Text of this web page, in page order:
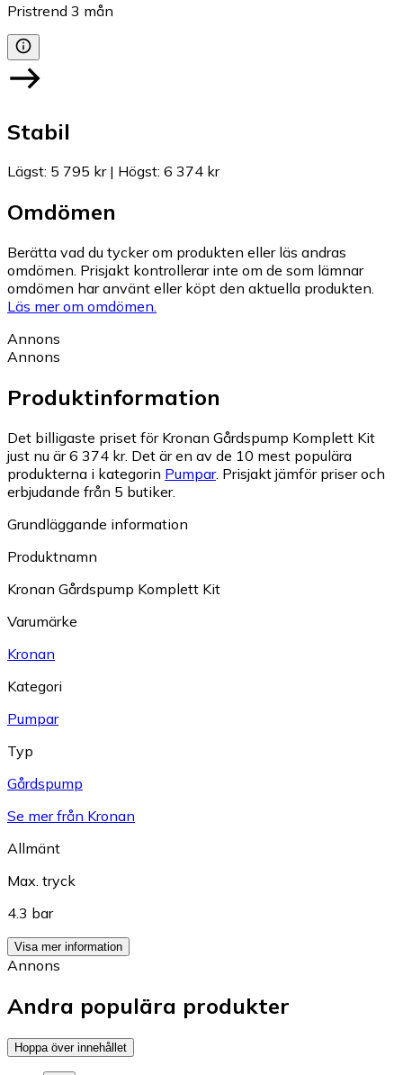
Pristrend 3 mån
Stabil
Lägst: 5 795 kr| Högst: 6 374 kr
Omdömen
Berätta vad du tycker om produkten eller läs andras
omdömen. Prisjakt kontrollerar inte om de som lämnar
omdömen har använt eller köpt den aktuella produkten.
Läs mer om omdömen.
Annons
Annons
Produktinformation
Det billigaste priset för Kronan Gårdspump Komplett Kit
just nu är 6 374 kr. Det är en av de 10 mest populära
produkterna i kategorin Pumpar. Prisjakt jämför priser och
erbjudande från 5 butiker.
Grundläggande information
Produktnamn
Kronan Gårdspump Komplett Kit
Varumärke
Kronan
Kategori
Pumpar
Typ
Gårdspump
Se mer från Kronan
Allmänt
Max. tryck
4.3 bar
Visa mer information
Annons
Andra populära produkter
Hoppa över innehållet